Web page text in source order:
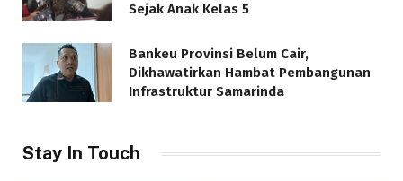
Sejak Anak Kelas 5
Bankeu Provinsi Belum Cair,
Dikhawatirkan Hambat Pembangunan
Infrastruktur Samarinda
Stay In Touch